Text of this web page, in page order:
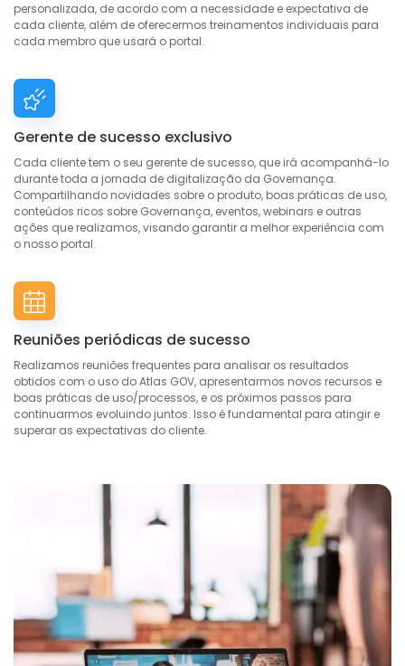
personalizada, de acordo com a necessidade e expectativa de
cada cliente, além de oferecermos treinamentos individuais para
cada membro que usará o portal.
Gerente de sucesso exclusivo
Cada cliente tem o seu gerente de sucesso, que irá acompanhá-lo
durante toda a jornada de digitalização da Governança.
Compartilhando novidades sobre o produto, boas práticas de uso,
conteúdos ricos sobre Governança, eventos, webinars e outras
ações que realizamos, visando garantir a melhor experiência com
o nosso portal.
Reuniões periódicas de sucesso
Realizamos reuniões frequentes para analisar os resultados
obtidos com o uso do Atlas GOV, apresentarmos novos recursos e
boas práticas de uso/processos, e os próximos passos para
continuarmos evoluindo juntos. Isso é fundamental para atingir e
superar as expectativas do cliente.